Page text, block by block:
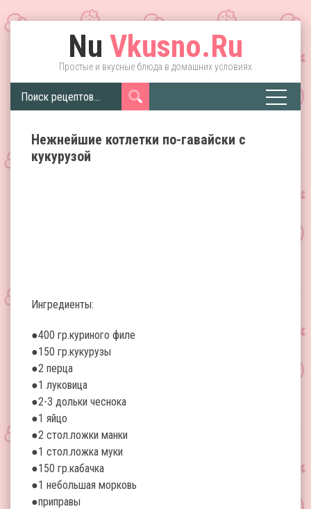
Nu Vkusno.Ru
Простые и вкусные блюда в домашних условиях
Нежнейшие котлетки по-гавайски с
кукурузой
Ингредиенты:
●400 гр.куриного филе
●150 гр.кукурузы
●2 перца
●1 луковица
●2-3 дольки чеснока
●1 яйцо
●2 стол.ложки манки
●1 стол.ложка муки
●150 гр.кабачка
●1 небольшая морковь
●приправы